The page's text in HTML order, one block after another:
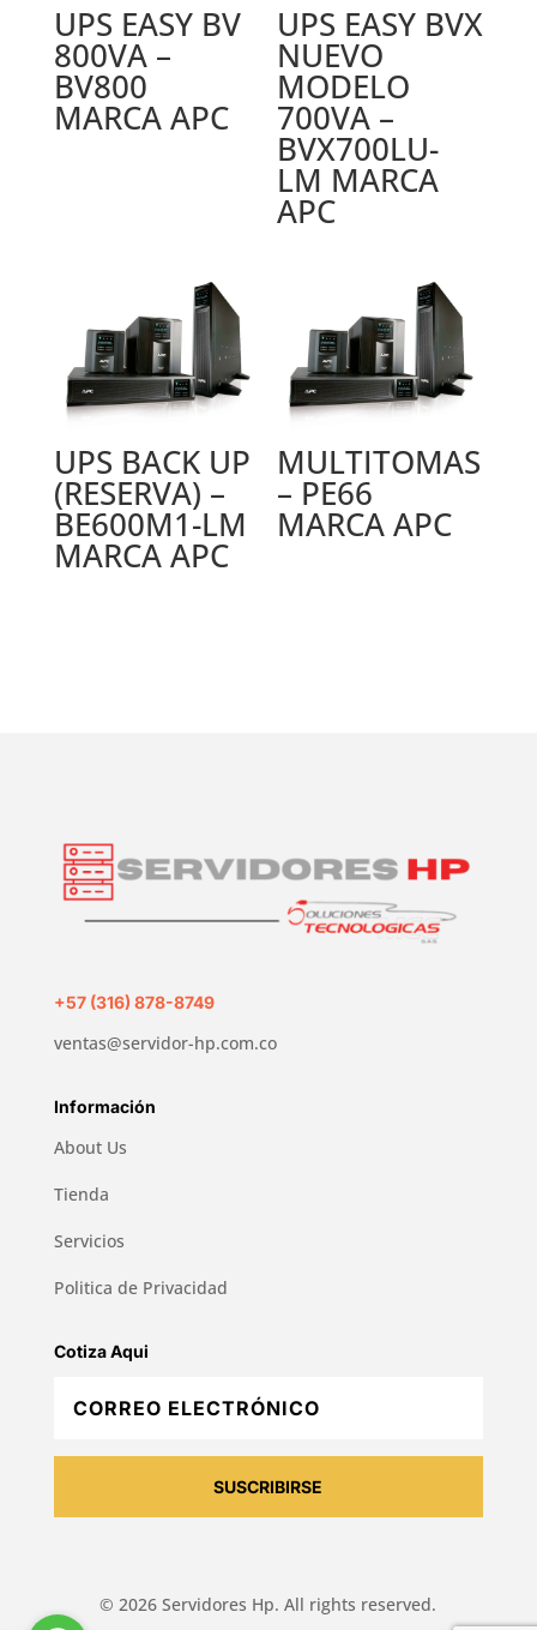
UPS EASY BV
800VA –
BV800
MARCA APC
UPS EASY BVX
NUEVO
MODELO
700VA –
BVX700LU-
LM MARCA
APC
UPS BACK UP
(RESERVA) –
BE600M1-LM
MARCA APC
MULTITOMAS
– PE66
MARCA APC
+57 (316) 878-8749
ventas@servidor-hp.com.co
Información
About Us
Tienda
Servicios
Politica de Privacidad
Cotiza Aqui
SUSCRIBIRSE
© 2026 Servidores Hp. All rights reserved.